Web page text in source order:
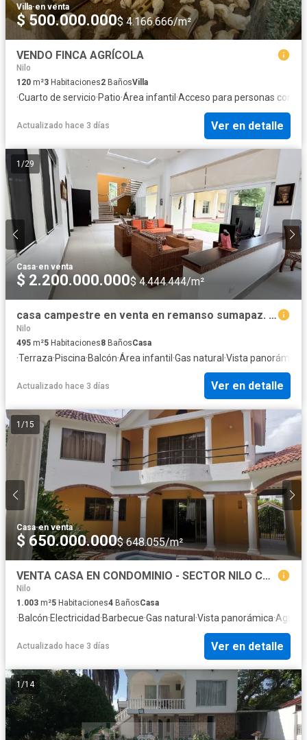
Villa·en venta
$ 500.000.000$ 4.166.666/m²
VENDO FINCA AGRÍCOLA
Nilo
120 m²3 Habitaciones2 BañosVilla
·Cuarto de servicio·Patio·Área infantil ·Acceso para personas con
Actualizado hace 3 días Ver en detalle
1 /29
Casa·en venta
$ 2.200.000.000$ 4.444.444/m²
casa campestre en venta en remanso sumapaz. Cod V1563
Nilo
495 m²5 Habitaciones8 BañosCasa
·Terraza·Piscina·Balcón·Área infantil ·Gas natural ·Vista panorámica
Actualizado hace 3 días Ver en detalle
1 /15
Casa·en venta
$ 650.000.000$ 648.055/m²
VENTA CASA EN CONDOMINIO - SECTOR NILO CUNDINAMARCA
Nilo
1.003 m²5 Habitaciones4 BañosCasa
·Balcón·Electricidad·Barbecue·Gas natural ·Vista panorámica·Agua
Actualizado hace 3 días Ver en detalle
1/14